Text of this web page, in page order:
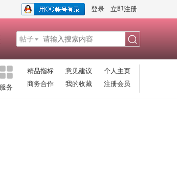
登录 立即注册
帖子
服务
精品指标 意见建议
个人主页
商务合作
我的收藏 注册会员